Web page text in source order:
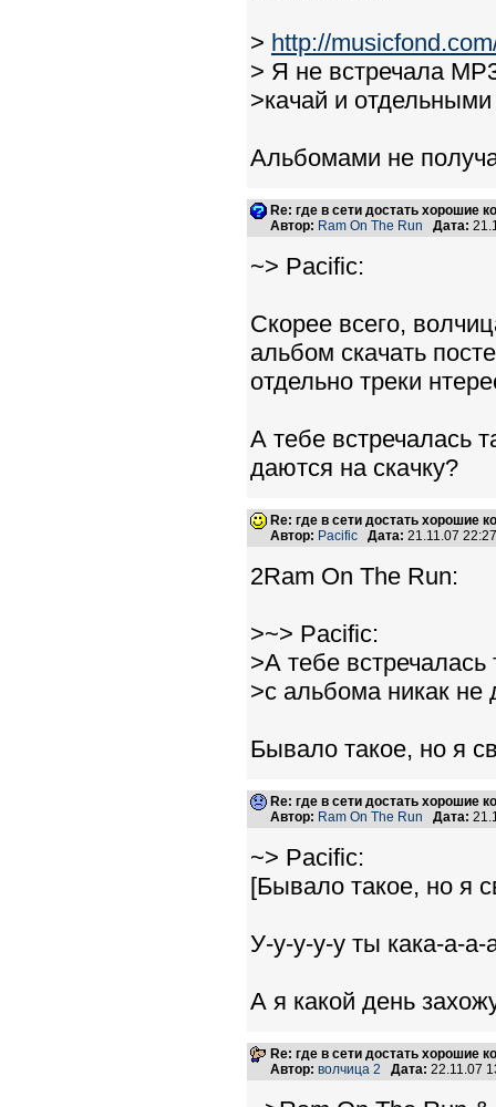
> http://
> Я не встречала
>качай и
Альбомами не
Re: где в сети достать хорошие
Автор: Ram On The Run Дата:
~> Pacific:
Скорее всего,
альбом скачать
отдельно треки
А тебе встречалась
даются на скачку?
Re: где в сети достать хорошие
Автор: Pacific Дата: 21.11.07
2Ram On The Run:
>~> Pacific:
>А тебе
>с альбома никак не
Бывало такое, но я
Re: где в сети достать хорошие
Автор: Ram On The Run Дата:
~> Pacific:
[Бывало такое, но я
У-у-у-у-у ты кака-а-а-
А я какой день
Re: где в сети достать хорошие
Автор: волчица 2 Дата: 22.11.07